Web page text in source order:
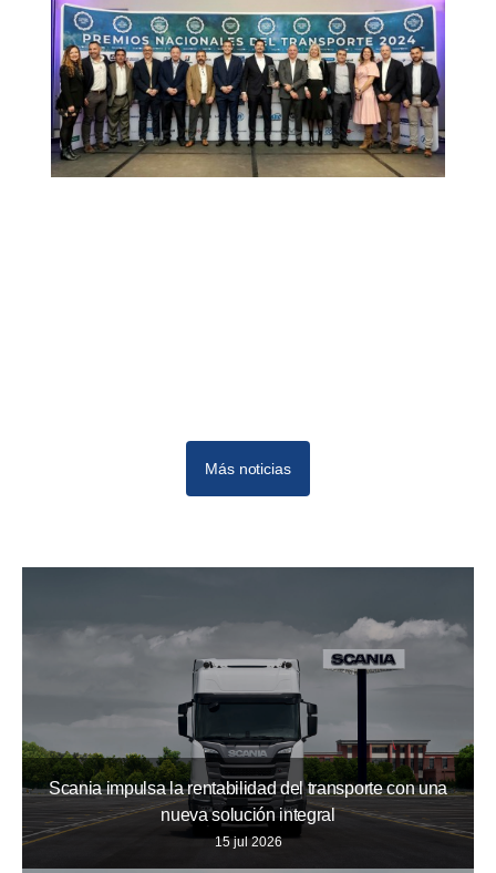
Más noticias
Scania impulsa la rentabilidad del transporte con una
nueva solución integral
15 jul 2026